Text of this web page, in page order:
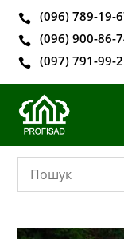
 (096) 789-19-
 (096) 900-86-
 (097) 791-99-